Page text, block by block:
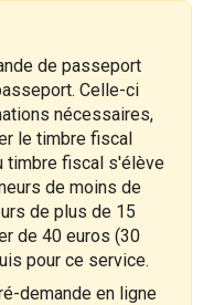
de passeport
Celle-ci
nécessaires,
le timbre fiscal
timbre fiscal s'élève
de moins de
de plus de 15
de 40 euros (30
pour ce service.
demande en ligne